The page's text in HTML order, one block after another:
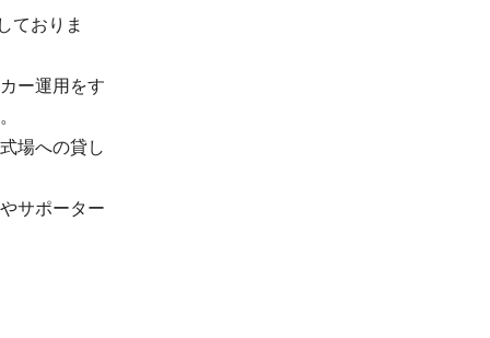
ておりま
ー運用をす
。
場への貸し
サポーター